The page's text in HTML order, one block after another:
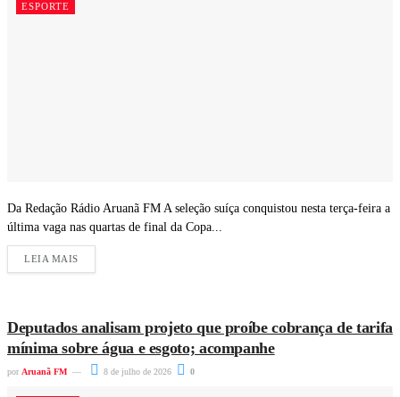
ESPORTE
Da Redação Rádio Aruanã FM A seleção suíça conquistou nesta terça-feira a
última vaga nas quartas de final da Copa...
LEIA MAIS
Deputados analisam projeto que proíbe cobrança de tarifa
mínima sobre água e esgoto; acompanhe
por Aruanã FM 8 de julho de 2026 0